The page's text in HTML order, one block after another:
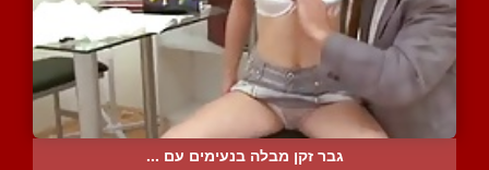
גבר זקן מבלה בנעימים עם ...